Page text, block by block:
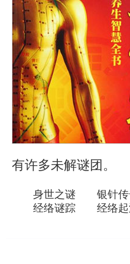
有许多未解谜团。
身世之谜
银针
经络谜踪
经络